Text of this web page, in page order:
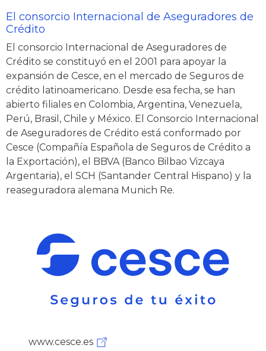
El consorcio Internacional de Aseguradores de
Crédito
El consorcio Internacional de Aseguradores de
Crédito se constituyó en el 2001 para apoyar la
expansión de Cesce, en el mercado de Seguros de
crédito latinoamericano. Desde esa fecha, se han
abierto filiales en Colombia, Argentina, Venezuela,
Perú, Brasil, Chile y México. El Consorcio Internacional
de Aseguradores de Crédito está conformado por
Cesce (Compañía Española de Seguros de Crédito a
la Exportación), el BBVA (Banco Bilbao Vizcaya
Argentaria), el SCH (Santander Central Hispano) y la
reaseguradora alemana Munich Re.
www.cesce.es